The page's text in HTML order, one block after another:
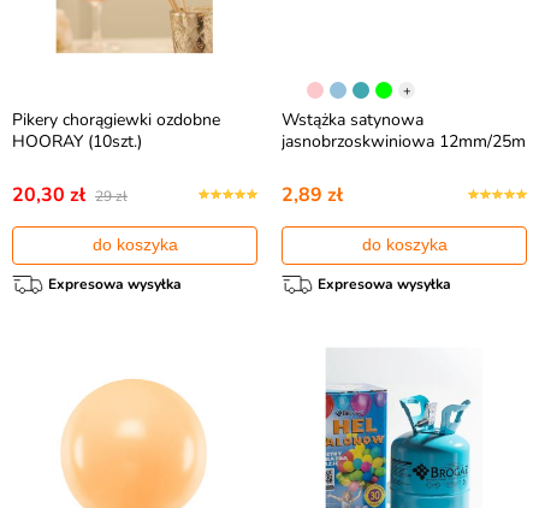
Pikery chorągiewki ozdobne
HOORAY (10szt.)
20,30 zł 29 zł
do koszyka
Expresowa wysyłka
+
Wstążka satynowa
jasnobrzoskwiniowa 12mm/25m
2,89 zł
do koszyka
Expresowa wysyłka